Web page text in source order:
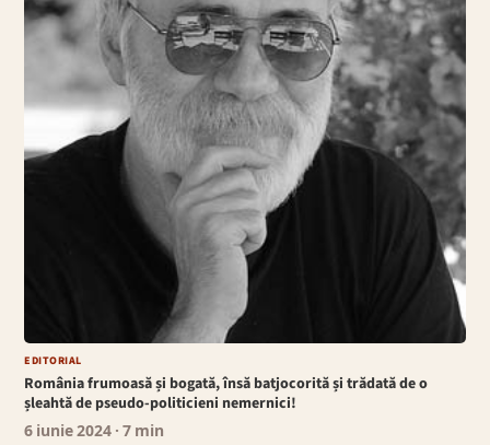
EDITORIAL
România frumoasă și bogată, însă batjocorită și trădată de o
șleahtă de pseudo-politicieni nemernici!
6 iunie 2024 · 7 min